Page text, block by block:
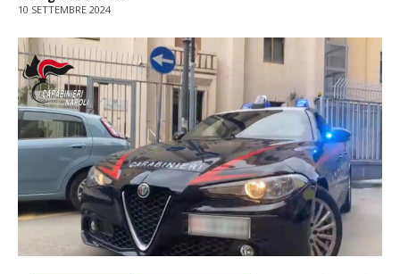
10 SETTEMBRE 2024